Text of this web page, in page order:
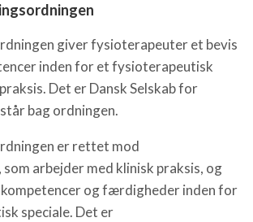
giver fysioterapeuter et bevis
inden for et fysioterapeutisk
Det er Dansk Selskab for
bag ordningen.
er rettet mod
arbejder med klinisk praksis, og
og færdigheder inden for
speciale. Det er